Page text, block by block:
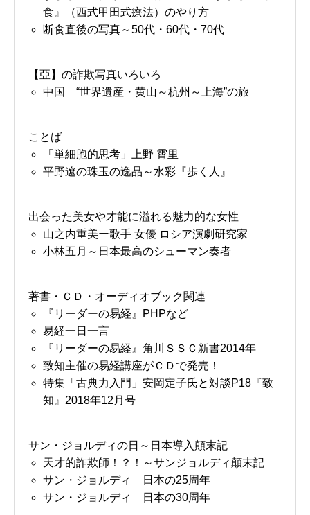
食』（西式甲田式療法）のやり方
断食直後の写真～50代・60代・70代
【亞】の詐欺写真いろいろ
中国 “世界遺産・黄山～杭州～上海”の旅
ことば
「単細胞的思考」上野 霄里
平野遼の珠玉の逸品～水彩『歩く人』
出会った美女や才能に溢れる魅力的な女性
山之内重美ー歌手 女優 ロシア演劇研究家
小林五月～日本最高のシューマン奏者
著書・ＣＤ・オーディオブック関連
『リーダーの易経』PHPなど
易経一日一言
『リーダーの易経』角川ＳＳＣ新書2014年
致知主催の易経講座がＣＤで発売！
特集「古典力入門」安岡定子氏と対談P18『致
知』2018年12月号
サン・ジョルディの日～日本導入顛末記
天才的詐欺師！？！～サンジョルディ顛末記
サン・ジョルディ 日本の25周年
サン・ジョルディ 日本の30周年